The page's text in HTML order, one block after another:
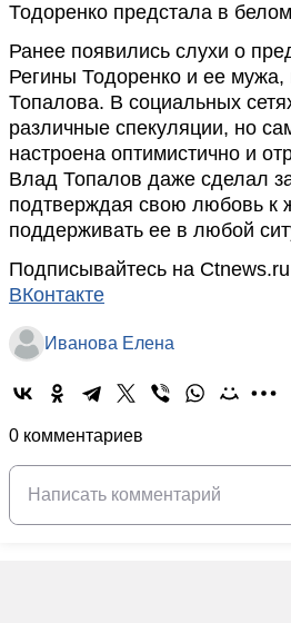
Тодоренко предстала в
Ранее появились слухи о
Регины Тодоренко и ее
Топалова. В социальных
различные спекуляции, но
настроена оптимистично и
Влад Топалов даже сделал
подтверждая свою любовь к
поддерживать ее в любой
Подписывайтесь на
ВКонтакте
Иванова Елена
0 комментариев